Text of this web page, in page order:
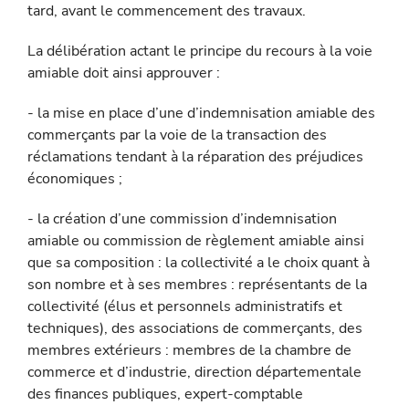
tard, avant le commencement des travaux.
La délibération actant le principe du recours à la voie
amiable doit ainsi approuver :
- la mise en place d’une d’indemnisation amiable des
commerçants par la voie de la transaction des
réclamations tendant à la réparation des préjudices
économiques ;
- la création d’une commission d’indemnisation
amiable ou commis­sion de règlement amiable ainsi
que sa composition : la collectivité a le choix quant à
son nombre et à ses membres : représentants de la
collectivité (élus et personnels administratifs et
techniques), des associations de commerçants, des
membres extérieurs : membres de la chambre de
commerce et d’industrie, direction départementale
des finances publiques, expert-comptable